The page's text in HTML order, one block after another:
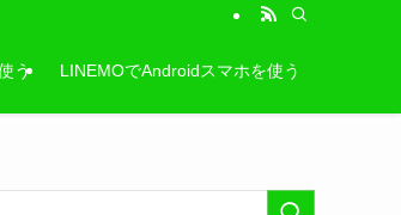
う LINEMOでAndroidスマホを使う